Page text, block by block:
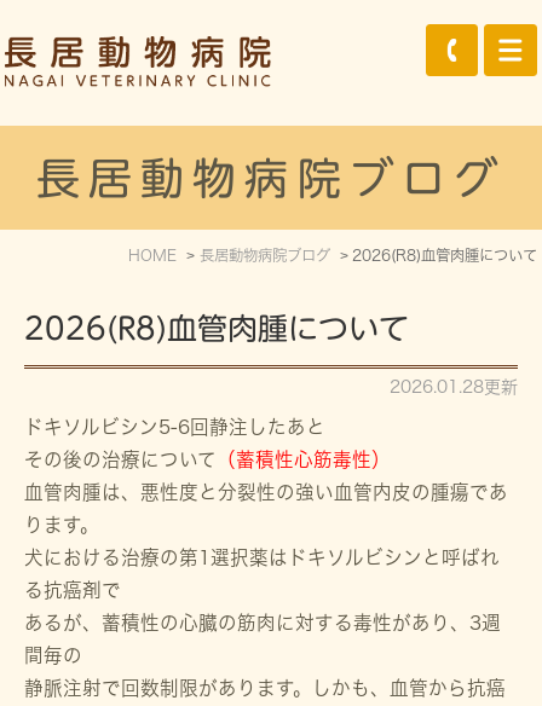
長居動物病院ブログ
HOME 長居動物病院ブログ 2026(R8)血管肉腫について
2026(R8)血管肉腫について
2026.01.28更新
ドキソルビシン5-6回静注したあと
その後の治療について
（蓄積性心筋毒性）
血管肉腫は、悪性度と分裂性の強い血管内皮の腫瘍であ
ります。
犬における治療の第1選択薬はドキソルビシンと呼ばれ
る抗癌剤で
あるが、蓄積性の心臓の筋肉に対する毒性があり、3週
間毎の
静脈注射で回数制限があります。しかも、血管から抗癌